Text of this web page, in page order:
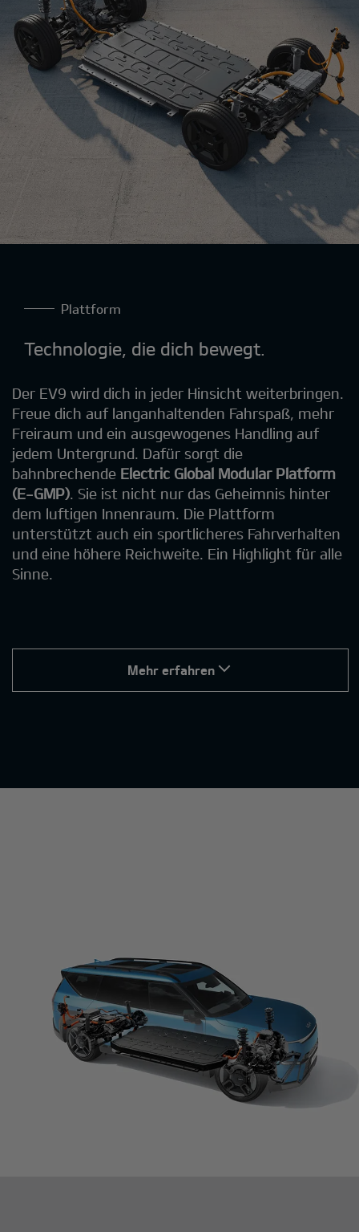
Plattform
Technologie, die dich bewegt.
Der EV9 wird dich in jeder Hinsicht weiterbringen.
Freue dich auf langanhaltenden Fahrspaß, mehr
Freiraum und ein ausgewogenes Handling auf
jedem Untergrund. Dafür sorgt die
bahnbrechende Electric Global Modular Platform
(E-GMP). Sie ist nicht nur das Geheimnis hinter
dem luftigen Innenraum. Die Plattform
unterstützt auch ein sportlicheres Fahrverhalten
und eine höhere Reichweite. Ein Highlight für alle
Sinne.
Mehr erfahren